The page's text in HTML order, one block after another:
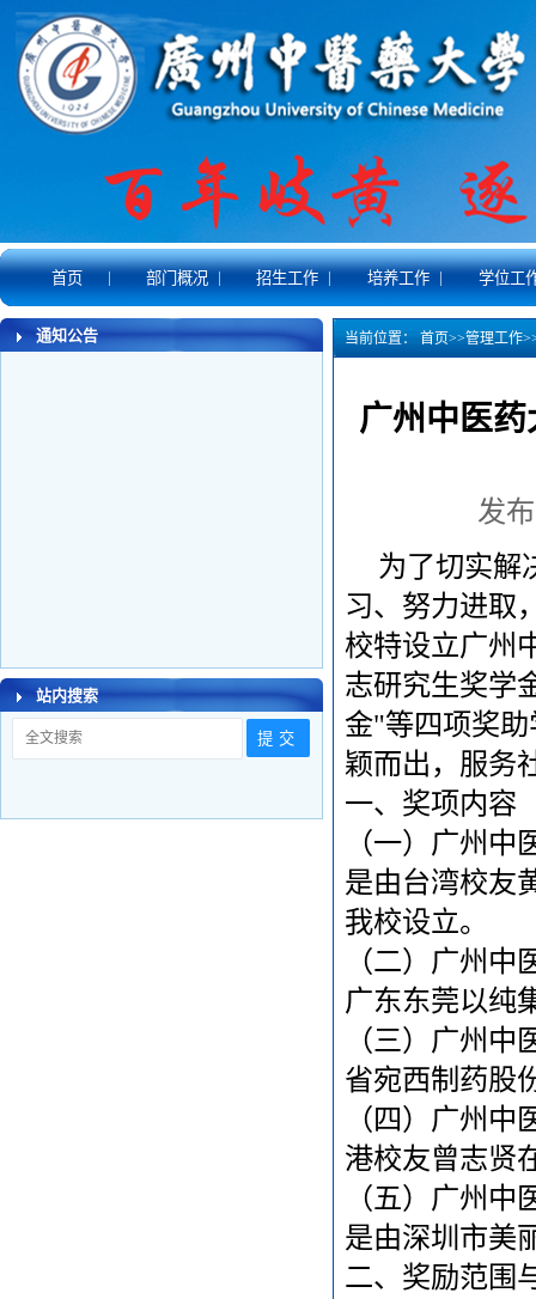
首页 | 部门概况 | 招生工作 | 培养工作 | 学位工
通知公告
站内搜索
当前位置： 首页>>管理工作
广州中医
发
为了切实解
习、努力进取
校特设立广州
志研究生奖学
金"等四项奖
颖而出，服务
一、 奖项内容
（一）广州
是由台湾校友
我校设立。
（二） 广州中
广东东莞以纯
（三）广州
省宛西制药股
（四）广州
港校友曾志贤
（五）广州
是由深圳市美
二、 奖励范围